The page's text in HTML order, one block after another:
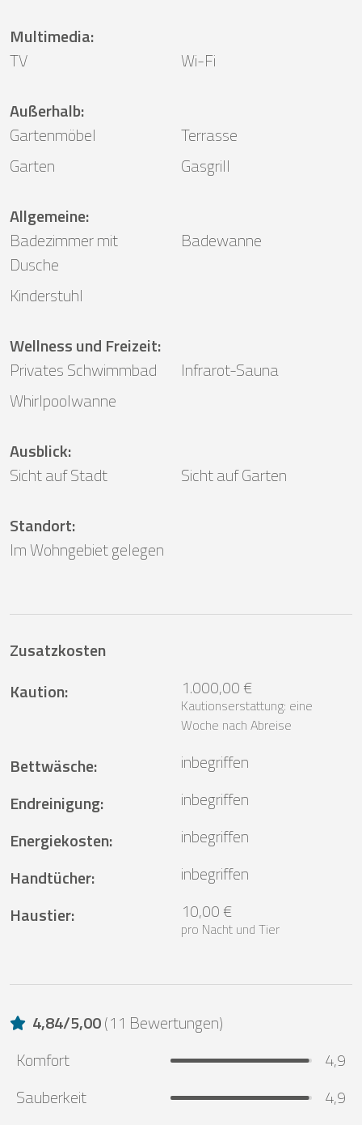
Multimedia:
TV
Wi-Fi
Außerhalb:
Gartenmöbel
Terrasse
Garten
Gasgrill
Allgemeine:
Badezimmer mit
Dusche
Badewanne
Kinderstuhl
Wellness und Freizeit:
Privates Schwimmbad
Infrarot-Sauna
Whirlpoolwanne
Ausblick:
Sicht auf Stadt
Sicht auf Garten
Standort:
Im Wohngebiet gelegen
Zusatzkosten
Kaution: 1.000,00 €
Kautionserstattung: eine
Woche nach Abreise
Bettwäsche:
inbegriffen
Endreinigung:
inbegriffen
Energiekosten:
inbegriffen
Handtücher:
inbegriffen
Haustier: 10,00 €
pro Nacht und Tier
4,84/5,00(11 Bewertungen)
Komfort
4,9
Sauberkeit
4,9